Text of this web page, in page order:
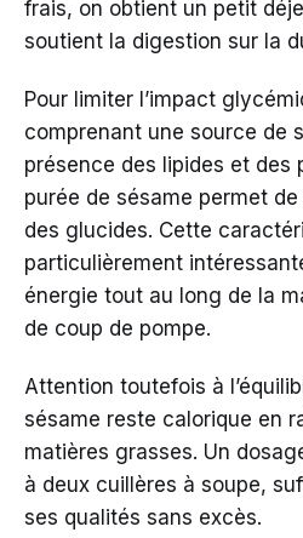
frais, on obtient un petit
soutient la digestion sur la
Pour limiter l’impact
comprenant une source de
présence des lipides et des
purée de sésame permet de
des glucides. Cette
particulièrement
énergie tout au long de la
de coup de pompe.
Attention toutefois à
sésame reste calorique en
matières grasses. Un
à deux cuillères à soupe,
ses qualités sans excès.